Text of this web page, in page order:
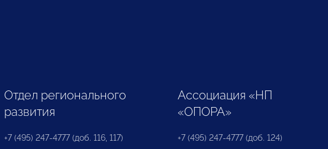
Отдел регионального
развития
+7 (495) 247-4777 (доб. 116, 117)
Ассоциация «НП
«ОПОРА»
+7 (495) 247-4777 (доб. 124)